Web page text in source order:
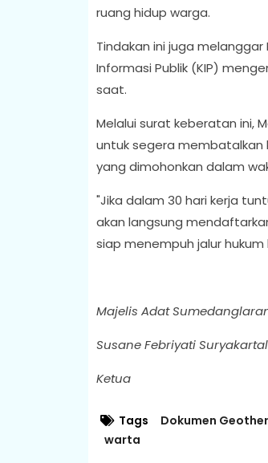
ruang hidup warga.
Tindakan ini juga melanggar
Informasi Publik (KIP)
saat.
Melalui surat keberatan ini,
untuk segera membatalkan
yang dimohonkan dalam
"Jika dalam 30 hari kerja
akan langsung
siap menempuh jalur hukum
Majelis Adat
Susane Febriyati
Ketua
Tags Dokumen
warta